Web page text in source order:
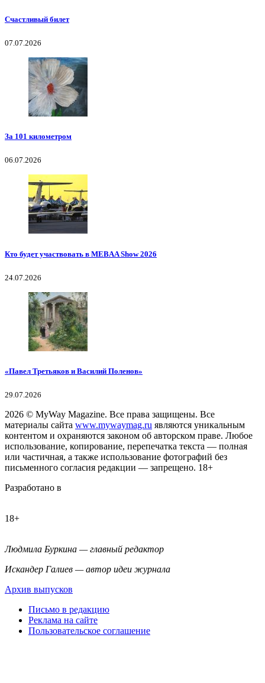
Счастливый билет
07.07.2026
За 101 километром
06.07.2026
Кто будет участвовать в MEBAA Show 2026
24.07.2026
«Павел Третьяков и Василий Поленов»
29.07.2026
2026 © MyWay Magazine. Все права защищены. Все
материалы сайта www.mywaymag.ru являются уникальным
контентом и охраняются законом об авторском праве. Любое
использование, копирование, перепечатка текста — полная
или частичная, а также использование фотографий без
письменного согласия редакции — запрещено. 18+
Разработано в
18+
Людмила Буркина — главный редактор
Искандер Галиев — автор идеи журнала
Архив выпусков
Письмо в редакцию
Реклама на сайте
Пользовательское соглашение